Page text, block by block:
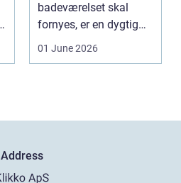
badeværelset skal
fornyes, er en dygtig
VVS-installatør gu...
01 June 2026
Address